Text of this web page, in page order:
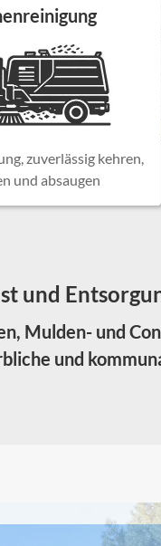
zuverlässig kehren,
und absaugen
und
Mulden- und
und